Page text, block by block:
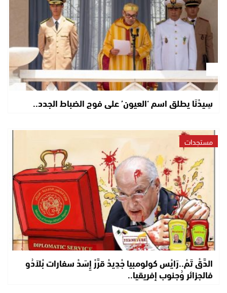
سِيدْنَا يطلق اسم ‘العيون’ على فوج الضباط الجدد..
مستجدات
الدَّقْ تَمْ..رَايْس كولومبيا جْدِيدْ قرَّرْ إِسَدْ سفارات بْلاَدُو
فالجزائر وُجنوب إفريقيا..